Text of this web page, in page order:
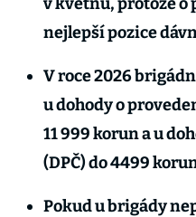
nejlepší pozice
V roce 2026
u dohody o
11 999 korun a u
(DPČ) do 4499
Pokud u brigády